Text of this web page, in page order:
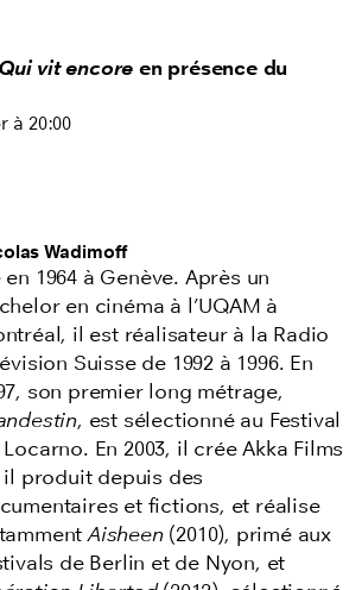
Qui vit encore en présence du
à 20:00
Wadimoff
en 1964 à Genève. Après un
en cinéma à l’UQAM à
il est réalisateur à la Radio
Suisse de 1992 à 1996. En
son premier long métrage,
, est sélectionné au Festival
En 2003, il crée Akka Films
il produit depuis des
et fictions, et réalise
Aisheen (2010), primé aux
de Berlin et de Nyon, et